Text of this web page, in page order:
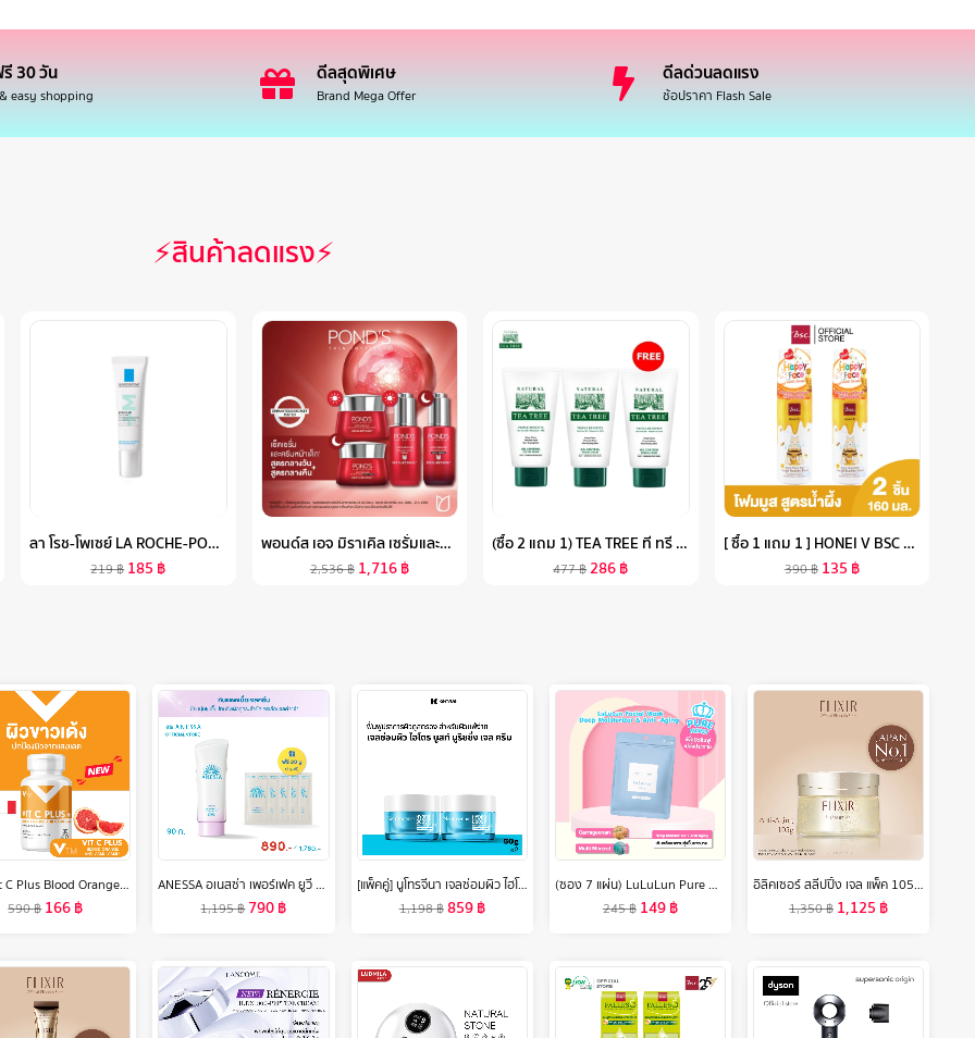
30 วัน
easy shopping
ดีลสุดพิเศษ
Brand Mega Offer
ดีลด่วนลดแรง
ช้อปราคา Flash Sale
⚡สินค้าลดแรง⚡
ลา โรช-โพเซย์ LA ROCHE-POSAY EFFACLAR DUO+M มอยซ์เจอไรเซอร์บำรุงผิว ช่วยลดปัญหาสิวเกิดซ้ำ รอยดำ รอยแดง 7.5ML.(ครีมบำรุงหน้า ครีมช่วยลดปัญหาสิว)
219฿ 185 ฿
พอนด์ส เอจ มิราเคิล เซรั่มและครีม สูตรกลางวันและกลางคืน แพ็ค 4 ชิ้น ( มอยเจอร์ไรเซอร์ , ครีมทาหน้า , SERUM , เรตินอล , บำรุงผิวหน้า )
2,536฿ 1,716฿
(ซื้อ 2 แถม 1) TEA TREE ที ทรี โฟมล้างหน้า ออยล์ คอนโทรล เฟเชียลโฟม 4.8 ออนซ์ OIL CONTROL FACIAL FOAM) 2 FREE 1
477฿286฿
[ ซื้อ 1 แถม 1 ] HONEI V BSC SWEET HONEI BEAR FACIAL BUBBLE FOAM ปริมาณขวดละ 160 มล. บับเบิ้ลโฟม ซื้อ 1 แถม1 สุดคุ้ม
390฿ 135 ฿
VTM Vit C Plus Blood Orange and Camu Camu วิตซีส้มสีเลือดและคามู คามู วิตามินผิวขาวเด้ง ปกป้องผิวจากแสงแดด
590฿ 166฿
ANESSA อเนสซ่า เพอร์เฟค ยูวี ซันสกรีน สกินแคร์ ไบรท์เทนนิ่ง เจล N SPF50+ PA++++ 90 กรัม ฟรี 20 กรัม (4ก. x 5 ชิ้น)
1,195฿790฿
[แพ็คคู่] นูโทรจีนา เจลซ่อมผิว ไฮโดร บูสท์ นูริชชิ่ง เจล ครีม 50 ก. x 2 Neutrogena Hydro Boost Nourishing Gel Cream Face Moisturizer 50 g. x 2, ครีมทาหน้า ครีมบำรุงหน้า, Hyaluronic Acid Ceramide Cream , ลดร่องตื้น ผิวแข็งแรง
1,198฿859฿
(ซอง 7 แผ่น) LuLuLun Pure Moist Face mask ลูลูลูน แผ่นมาสก์หน้า สูตรผิวชุ่มชื้น ป้องกันริ้วรอย เพียว มอยซ์
245฿ 149฿
อิลิคเซอร์ สลีปปิ้ง เจล แพ็ค 105ก. (มาสก์ชุ่มชื้น ฟื้นผิวกระชับ)
1,350฿ 1,125 ฿